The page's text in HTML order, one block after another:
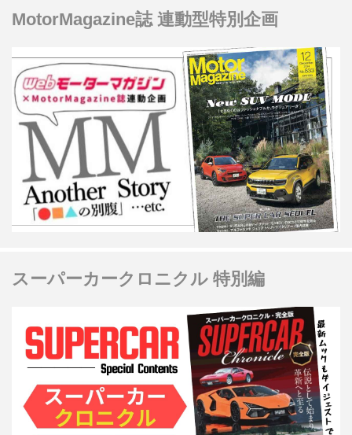
MotorMagazine誌 連動型特別企画
スーパーカークロニクル 特別編